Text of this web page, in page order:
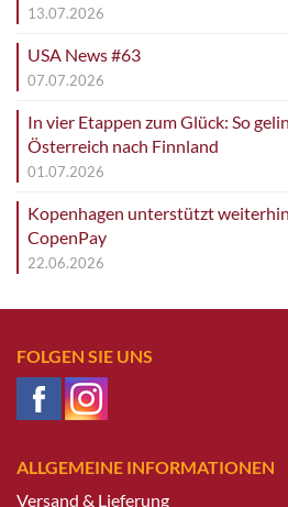
13.07.2026
USA News #63
07.07.2026
In vier Etappen zum Glück: So
Österreich nach Finnland
01.07.2026
Kopenhagen unterstützt
CopenPay
22.06.2026
FOLGEN SIE UNS
ALLGEMEINE INFORMATIONEN
Versand & Lieferung